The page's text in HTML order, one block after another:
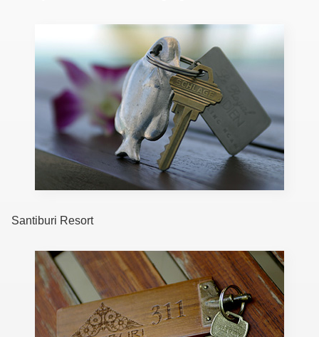
Santiburi Resort